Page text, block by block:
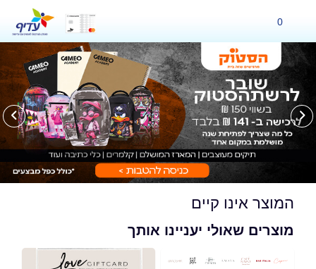
0
המוצר אינו קיים
מוצרים שאולי יעניינו אותך